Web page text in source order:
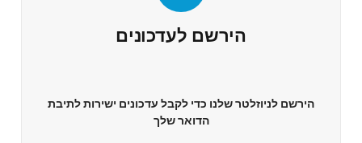
הירשם לעדכונים
הירשם לניוזלטר שלנו כדי לקבל עדכונים ישירות לתיבת
הדואר שלך